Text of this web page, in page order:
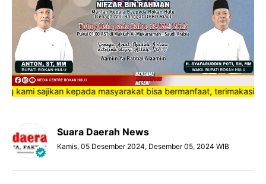
sajikan kepada masyarakat bisa bermanfaat, terimakasih”
Suara Daerah News
Kamis, 05 Desember 2024, Desember 05, 2024 WIB